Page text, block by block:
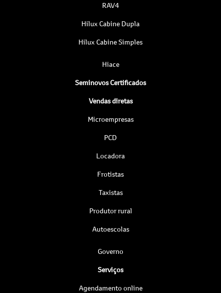
RAV4
Hilux Cabine Dupla
Hilux Cabine Simples
Hiace
Seminovos Certificados
Vendas diretas
Microempresas
PCD
Locadora
Frotistas
Taxistas
Produtor rural
Autoescolas
Governo
Serviços
Agendamento online